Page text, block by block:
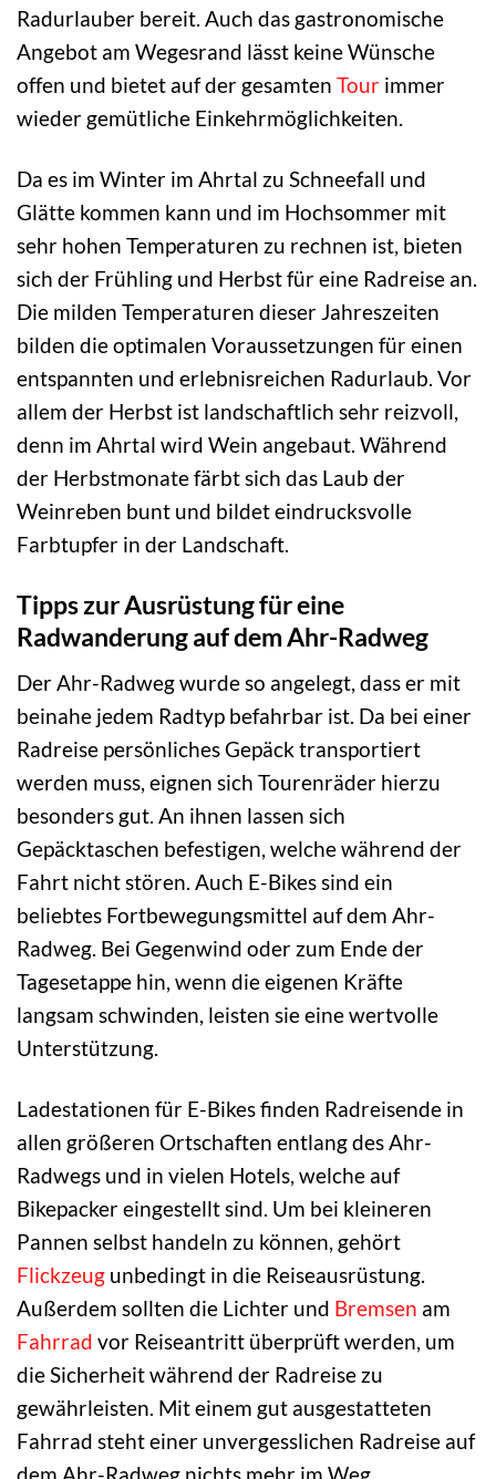
Radurlauber bereit. Auch das gastronomische
Angebot am Wegesrand lässt keine Wünsche
offen und bietet auf der gesamten Tour immer
wieder gemütliche Einkehrmöglichkeiten.
Da es im Winter im Ahrtal zu Schneefall und
Glätte kommen kann und im Hochsommer mit
sehr hohen Temperaturen zu rechnen ist, bieten
sich der Frühling und Herbst für eine Radreise an.
Die milden Temperaturen dieser Jahreszeiten
bilden die optimalen Voraussetzungen für einen
entspannten und erlebnisreichen Radurlaub. Vor
allem der Herbst ist landschaftlich sehr reizvoll,
denn im Ahrtal wird Wein angebaut. Während
der Herbstmonate färbt sich das Laub der
Weinreben bunt und bildet eindrucksvolle
Farbtupfer in der Landschaft.
Tipps zur Ausrüstung für eine
Radwanderung auf dem Ahr-Radweg
Der Ahr-Radweg wurde so angelegt, dass er mit
beinahe jedem Radtyp befahrbar ist. Da bei einer
Radreise persönliches Gepäck transportiert
werden muss, eignen sich Tourenräder hierzu
besonders gut. An ihnen lassen sich
Gepäcktaschen befestigen, welche während der
Fahrt nicht stören. Auch E-Bikes sind ein
beliebtes Fortbewegungsmittel auf dem Ahr-
Radweg. Bei Gegenwind oder zum Ende der
Tagesetappe hin, wenn die eigenen Kräfte
langsam schwinden, leisten sie eine wertvolle
Unterstützung.
Ladestationen für E-Bikes finden Radreisende in
allen größeren Ortschaften entlang des Ahr-
Radwegs und in vielen Hotels, welche auf
Bikepacker eingestellt sind. Um bei kleineren
Pannen selbst handeln zu können, gehört
Flickzeug unbedingt in die Reiseausrüstung.
Außerdem sollten die Lichter und Bremsen am
Fahrrad vor Reiseantritt überprüft werden, um
die Sicherheit während der Radreise zu
gewährleisten. Mit einem gut ausgestatteten
Fahrrad steht einer unvergesslichen Radreise auf
dem Ahr-Radweg nichts mehr im Weg.